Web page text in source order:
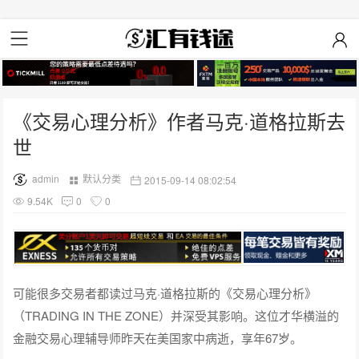
《交易心理分析》作者马克·道格拉斯去
世
admin 默认分类
2015-09-14 08:02:54
9.54K
0 0
可能很多交易者都读过马克·道格拉斯的《交易心理分析》
（TRADING IN THE ZONE）并深受其影响。这位才华横溢的
金融交易心理辅导师昨天在美国家中病逝，享年67岁。